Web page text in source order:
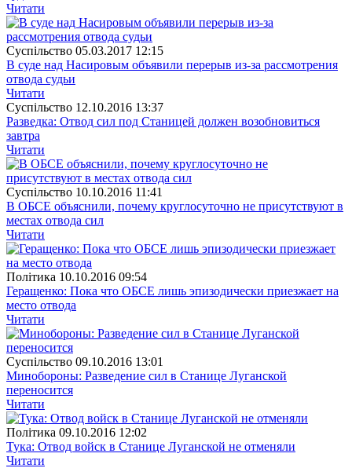
Читати
Суспiльство 05.03.2017 12:15
В суде над Насировым объявили перерыв из-за рассмотрения
отвода судьи
Читати
Суспiльство 12.10.2016 13:37
Разведка: Отвод сил под Станицей должен возобновиться
завтра
Читати
Суспiльство 10.10.2016 11:41
В ОБСЕ объяснили, почему круглосуточно не присутствуют в
местах отвода сил
Читати
Полiтика 10.10.2016 09:54
Геращенко: Пока что ОБСЕ лишь эпизодически приезжает на
место отвода
Читати
Суспiльство 09.10.2016 13:01
Минобороны: Разведение сил в Станице Луганской
переносится
Читати
Полiтика 09.10.2016 12:02
Тука: Отвод войск в Станице Луганской не отменяли
Читати